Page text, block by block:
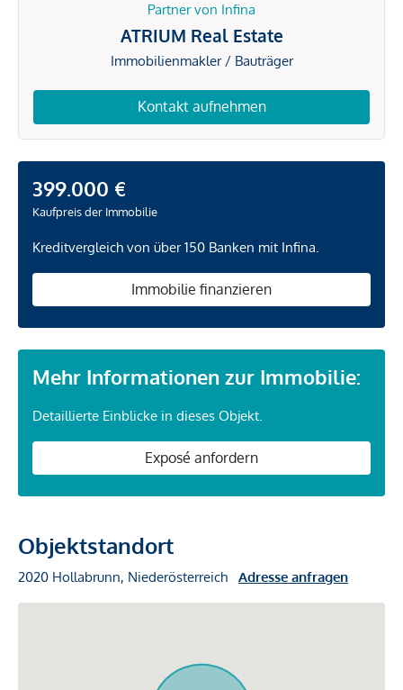
Partner von Infina
ATRIUM Real Estate
Immobilienmakler / Bauträger
Kontakt aufnehmen
399.000 €
Kaufpreis der Immobilie
Kreditvergleich von über 150 Banken mit Infina.
Immobilie finanzieren
Mehr Informationen zur Immobilie:
Detaillierte Einblicke in dieses Objekt.
Exposé anfordern
Objektstandort
2020 Hollabrunn, Niederösterreich Adresse anfragen